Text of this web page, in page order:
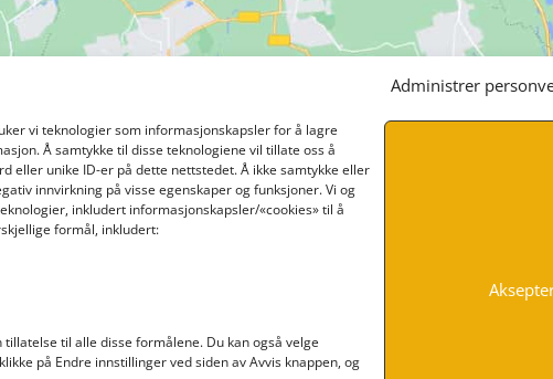
Administrer
vi teknologier som informasjonskapsler for å lagre
Å samtykke til disse teknologiene vil tillate oss å
eller unike ID-er på dette nettstedet. Å ikke samtykke eller
innvirkning på visse egenskaper og funksjoner. Vi og
inkludert informasjonskapsler/«cookies» til å
formål, inkludert:
til alle disse formålene. Du kan også velge
på Endre innstillinger ved siden av Avvis knappen, og
60, 5238 Rådal